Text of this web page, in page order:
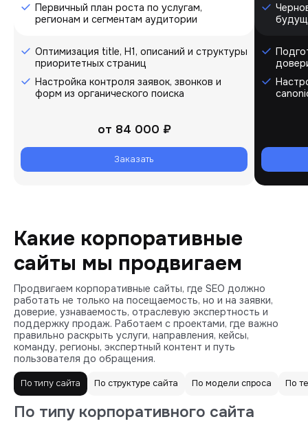
Первичный план роста по услугам,
регионам и сегментам аудитории
Оптимизация title, H1, описаний и структуры
приоритетных страниц
Настройка контроля заявок, звонков и
форм из органического поиска
от 84 000 ₽
Заказать
Какие корпоративные
сайты мы продвигаем
Продвигаем корпоративные сайты, где SEO должно
работать не только на посещаемость, но и на заявки,
доверие, узнаваемость, отраслевую экспертность и
поддержку продаж. Работаем с проектами, где важно
правильно раскрыть услуги, направления, кейсы,
команду, регионы, экспертный контент и путь
пользователя до обращения.
По типу сайта По структуре сайта По модели спроса По
По типу корпоративного сайта